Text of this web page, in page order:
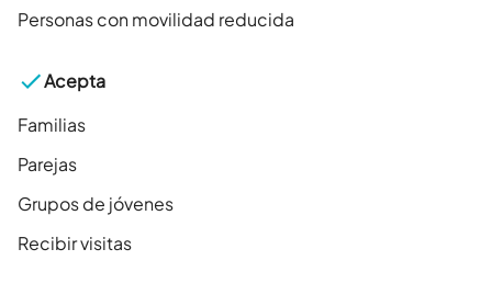
Personas con movilidad reducida
Acepta
Familias
Parejas
Grupos de jóvenes
Recibir visitas